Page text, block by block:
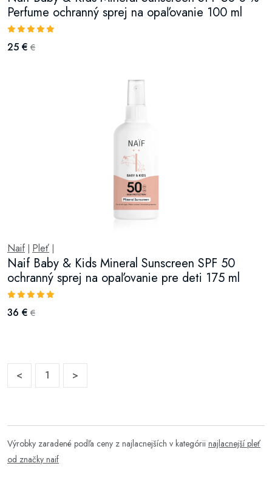
Perfume ochranný sprej na opaľovanie 100 ml
25 € €
Naif Pleť
Naif Baby & Kids Mineral Sunscreen SPF 50
ochranný sprej na opaľovanie pre deti 175 ml
36 € €
< 1 >
Výrobky zaradené podľa ceny z najlacnejších v kategórii najlacnejší pleť
od značky naif